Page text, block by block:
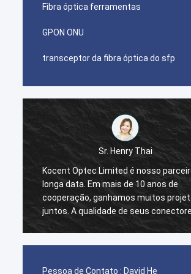
Fibra óptica ferramentas
GPON ONU
transceptor da fibra óptica do sfp
parceiro de
projetos
conectores
é a melhor.
Sr.
Eu fui surpreendido
primeira ordem com
limitado em 2014. Um
cabo de GYXTW e um
para o conector, o
nós igualmente
Pessoa de Contato : David He